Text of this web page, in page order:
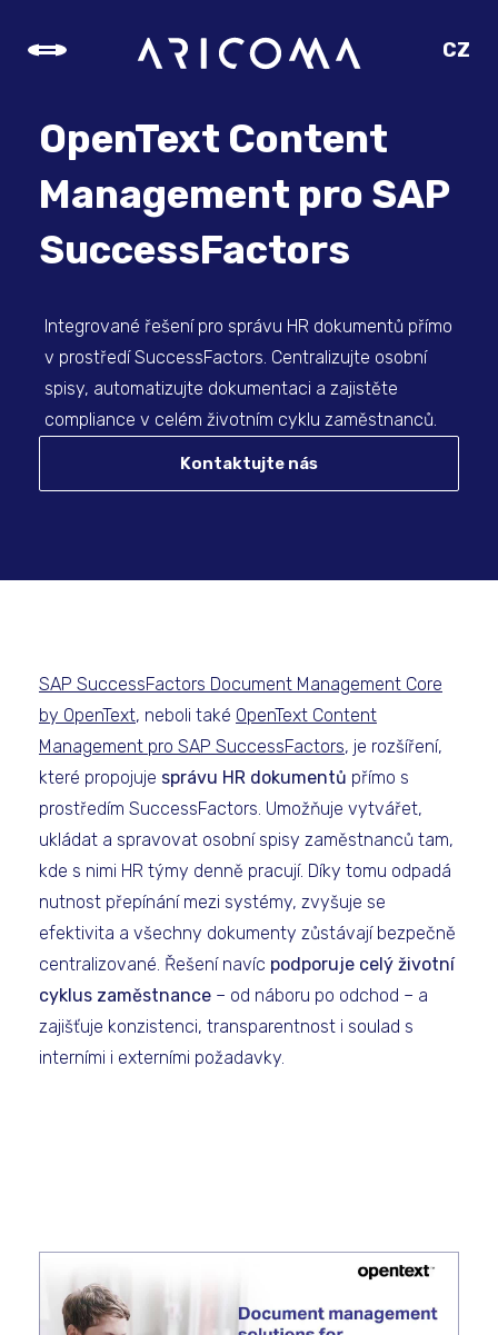
CZ
OpenText Content
Management pro SAP
SuccessFactors
Integrované řešení pro správu HR dokumentů přímo
v prostředí SuccessFactors. Centralizujte osobní
spisy, automatizujte dokumentaci a zajistěte
compliance v celém životním cyklu zaměstnanců.
Kontaktujte nás
SAP SuccessFactors Document Management Core
by OpenText, neboli také OpenText Content
Management pro SAP SuccessFactors, je rozšíření,
které propojuje správu HR dokumentů přímo s
prostředím SuccessFactors. Umožňuje vytvářet,
ukládat a spravovat osobní spisy zaměstnanců tam,
kde s nimi HR týmy denně pracují. Díky tomu odpadá
nutnost přepínání mezi systémy, zvyšuje se
efektivita a všechny dokumenty zůstávají bezpečně
centralizované. Řešení navíc podporuje celý životní
cyklus zaměstnance – od náboru po odchod – a
zajišťuje konzistenci, transparentnost i soulad s
interními i externími požadavky.